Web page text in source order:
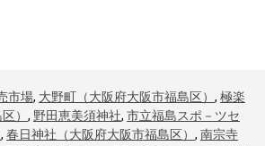
市場, 大野町（大阪府大阪市福島区） , 極楽
） , 野田恵美須神社, 市立福島スポ－ツセ
, 春日神社（大阪府大阪市福島区） , 南宗寺